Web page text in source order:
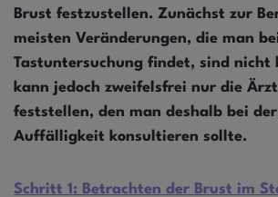
Brust festzustellen. Zunächst zur
meisten Veränderungen, die man
Tastuntersuchung findet, sind nicht
kann jedoch zweifelsfrei nur die
feststellen, den man deshalb bei
Auffälligkeit konsultieren sollte.
Schritt 1: Betrachten der Brust im